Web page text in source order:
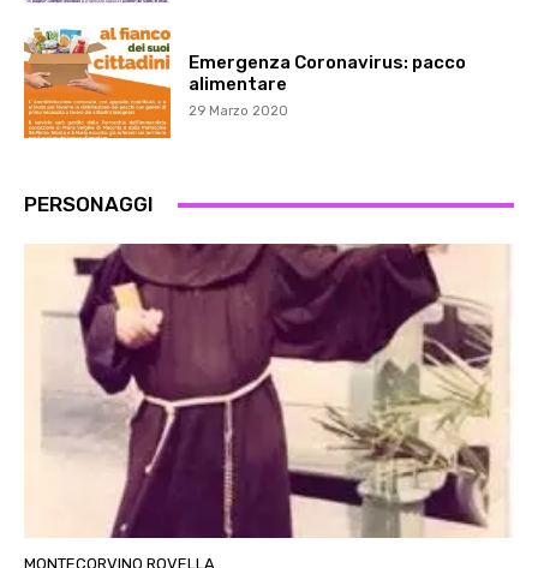
Emergenza Coronavirus: pacco
alimentare
29 Marzo 2020
PERSONAGGI
MONTECORVINO ROVELLA